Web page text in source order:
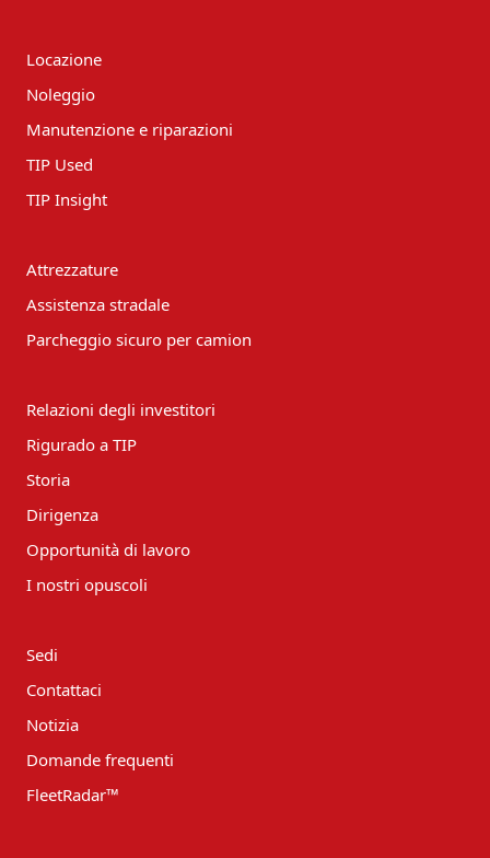
Locazione
Noleggio
Manutenzione e riparazioni
TIP Used
TIP Insight
Attrezzature
Assistenza stradale
Parcheggio sicuro per camion
Relazioni degli investitori
Rigurado a TIP
Storia
Dirigenza
Opportunità di lavoro
I nostri opuscoli
Sedi
Contattaci
Notizia
Domande frequenti
FleetRadar™